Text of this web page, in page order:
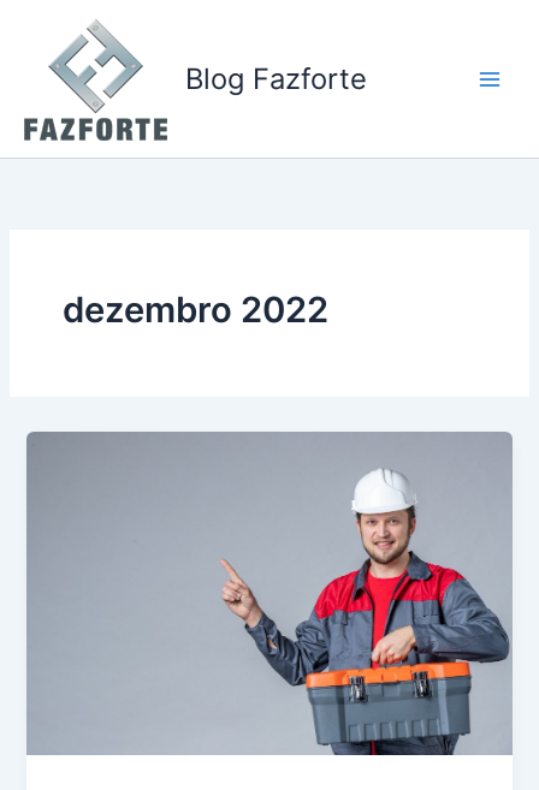
conteúdo
Blog Fazforte
dezembro 2022